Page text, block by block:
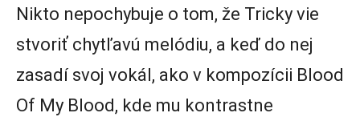
Nikto nepochybuje o tom, že Tricky vie
stvoriť chytľavú melódiu, a keď do nej
zasadí svoj vokál, ako v kompozícii Blood
Of My Blood, kde mu kontrastne